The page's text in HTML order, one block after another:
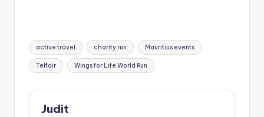
Tags:
active travel charity run Mauritius events
Telfair Wings for Life World Run
Judit